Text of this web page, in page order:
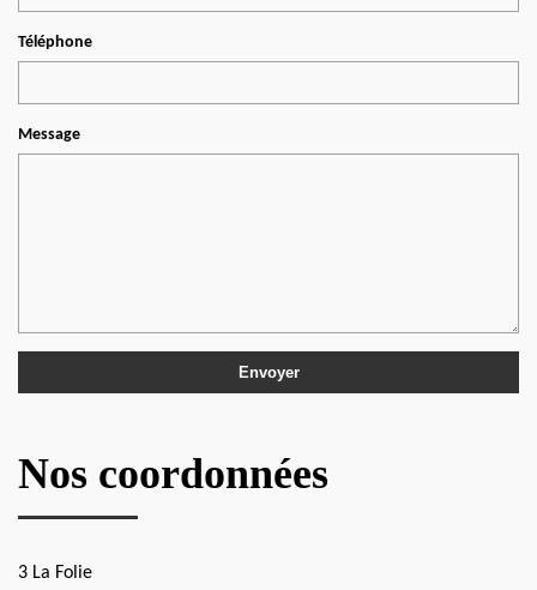
Téléphone
Message
Nos coordonnées
3 La Folie